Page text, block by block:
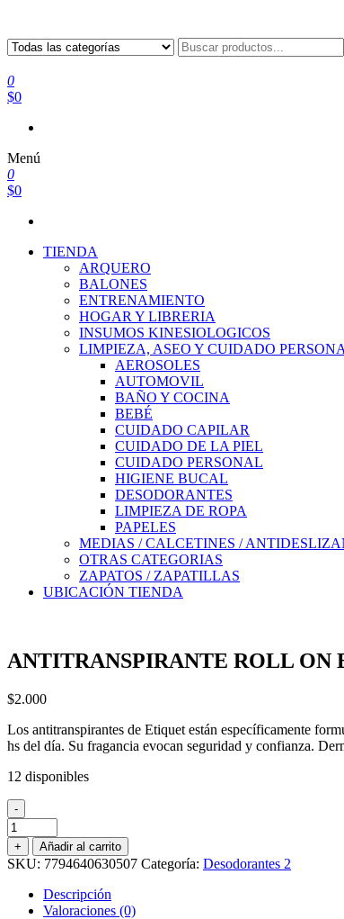
0
$0
Menú
0
$0
TIENDA
ARQUERO
BALONES
ENTRENAMIENTO
HOGAR Y LIBRERIA
INSUMOS KINESIOLOGICOS
LIMPIEZA, ASEO Y CUIDADO
AEROSOLES
AUTOMOVIL
BAÑO Y COCINA
BEBÉ
CUIDADO CAPILAR
CUIDADO DE LA PIEL
CUIDADO PERSONAL
HIGIENE BUCAL
DESODORANTES
LIMPIEZA DE ROPA
PAPELES
MEDIAS / CALCETINES /
OTRAS CATEGORIAS
ZAPATOS / ZAPATILLAS
UBICACIÓN TIENDA
ANTITRANSPIRANTE ROLL ON
$2.000
Los antitranspirantes de Etiquet están específicamente
hs del día. Su fragancia evocan seguridad y confianza.
12 disponibles
-
ANTITRANSPIRANTE
ROLL
ON
ETIQUET
MEN
SPORT
+ Añadir al carrito
SKU: 7794640630507 Categoría: Desodorantes 2
Descripción
Valoraciones (0)